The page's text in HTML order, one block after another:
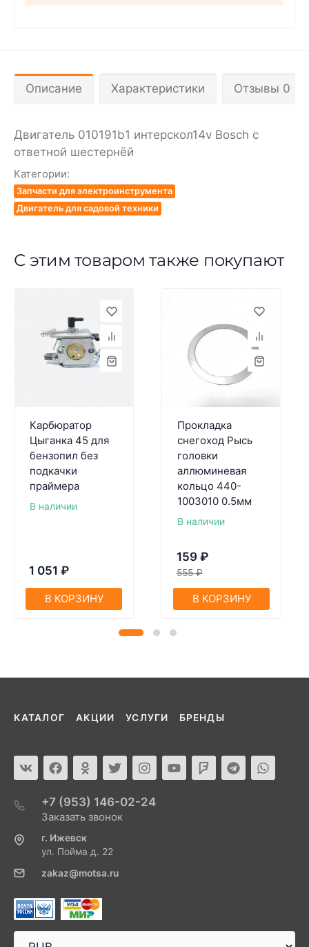
Описание Характеристики Отзывы 0
Двигатель 010191b1 интерскол14v Bosch с
ответной шестернёй
Категории:
Запчасти для электроинструмента
Двигатель для садовой техники
С этим товаром также покупают
Карбюратор
Цыганка 45 для
бензопил без
подкачки
праймера
В наличии
1 051 ₽
В КОРЗИНУ
Прокладка
снегоход Рысь
головки
аллюминевая
кольцо 440-
1003010 0.5мм
В наличии
159 ₽
555 ₽
В КОРЗИНУ
КАТАЛОГ АКЦИИ УСЛУГИ БРЕНДЫ
+7 (953) 146-02-24
Заказать звонок
г. Ижевск
ул. Пойма д. 22
zakaz@motsa.ru